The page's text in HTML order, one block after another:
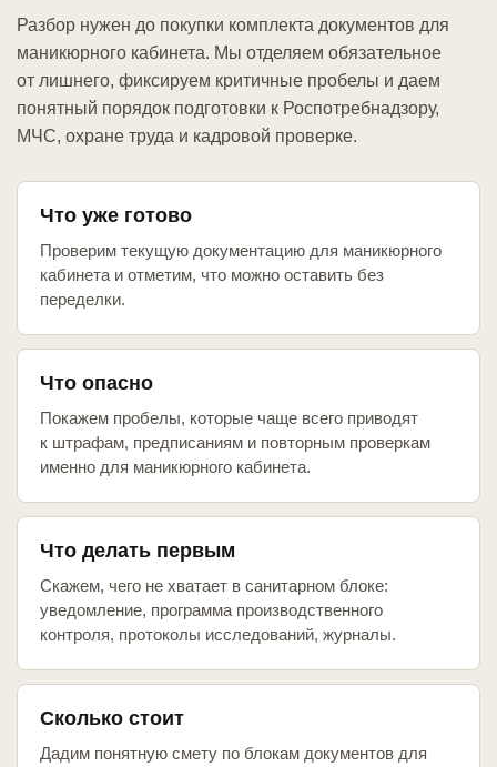
Разбор нужен до покупки комплекта документов для
маникюрного кабинета. Мы отделяем обязательное
от лишнего, фиксируем критичные пробелы и даем
понятный порядок подготовки к Роспотребнадзору,
МЧС, охране труда и кадровой проверке.
Что уже готово
Проверим текущую документацию для маникюрного
кабинета и отметим, что можно оставить без
переделки.
Что опасно
Покажем пробелы, которые чаще всего приводят
к штрафам, предписаниям и повторным проверкам
именно для маникюрного кабинета.
Что делать первым
Скажем, чего не хватает в санитарном блоке:
уведомление, программа производственного
контроля, протоколы исследований, журналы.
Сколько стоит
Дадим понятную смету по блокам документов для